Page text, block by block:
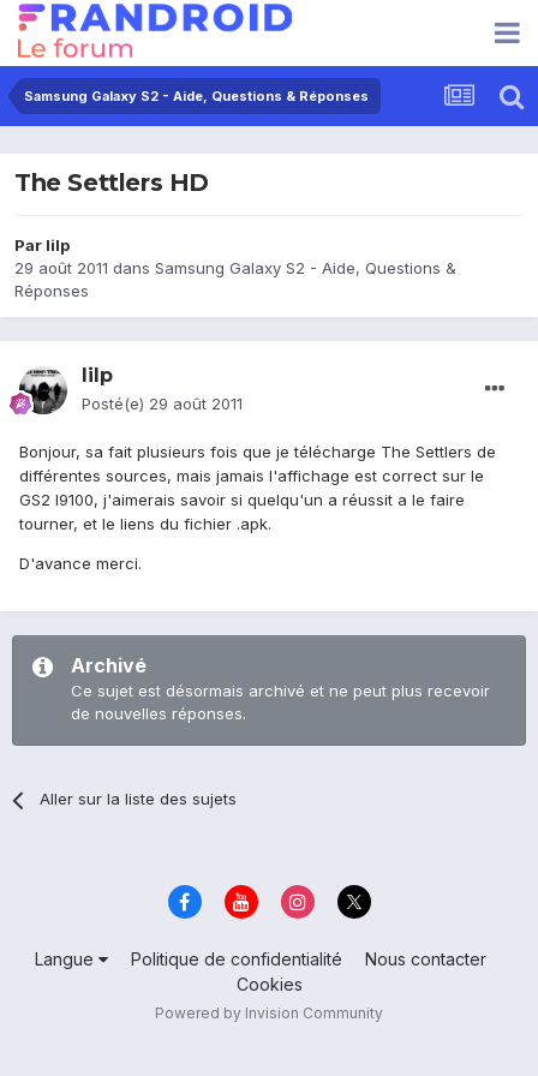
Samsung Galaxy S2 - Aide, Questions & Réponses
The Settlers HD
Par lilp
29 août 2011 dans Samsung Galaxy S2 - Aide, Questions &
Réponses
lilp
Posté(e) 29 août 2011
Bonjour, sa fait plusieurs fois que je télécharge The Settlers de
différentes sources, mais jamais l'affichage est correct sur le
GS2 I9100, j'aimerais savoir si quelqu'un a réussit a le faire
tourner, et le liens du fichier .apk.
D'avance merci.
Archivé
Ce sujet est désormais archivé et ne peut plus recevoir
de nouvelles réponses.
Aller sur la liste des sujets
Langue Politique de confidentialité
Nous contacter
Cookies
Powered by Invision Community